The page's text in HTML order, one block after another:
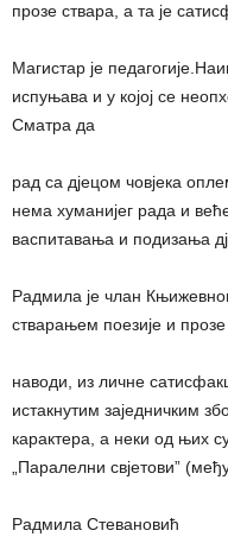
прозе ствара, а тa је
Магистар је
испуњава и у којој се
Сматра да
рад са дјецом човјека
нема хуманијег рада и
васпитавања и подизања
Радмила је члан
стварањем поезије и прозе
наводи, из личне
истакнутим заједничким
карактера, а неки од њих
„Паралелни свјетови”
Радмила Стевановић